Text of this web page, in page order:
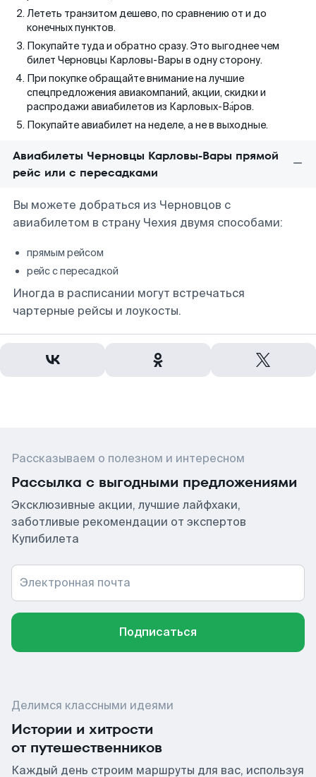
Лететь транзитом дешево, по сравнению от и до
конечных пунктов.
Покупайте туда и обратно сразу. Это выгоднее чем
билет Черновцы Карловы-Вары в одну сторону.
При покупке обращайте внимание на лучшие
спецпредложения авиакомпаний, акции, скидки и
распродажи авиабилетов из Карловых-Ва́ров.
Покупайте авиабилет на неделе, а не в выходные.
Авиабилеты Черновцы Карловы-Вары прямой
рейс или с пересадками
Вы можете добраться из Черновцов с
авиабилетом в страну Чехия двумя способами:
прямым рейсом
рейс с пересадкой
Иногда в расписании могут встречаться
чартерные рейсы и лоукосты.
Рассказываем о полезном и интересном
Рассылка с выгодными предложениями
Эксклюзивные акции, лучшие лайфхаки,
заботливые рекомендации от экспертов
Купибилета
Электронная почта
Подписаться
Делимся классными идеями
Истории и хитрости
от путешественников
Каждый день строим маршруты для вас, используя